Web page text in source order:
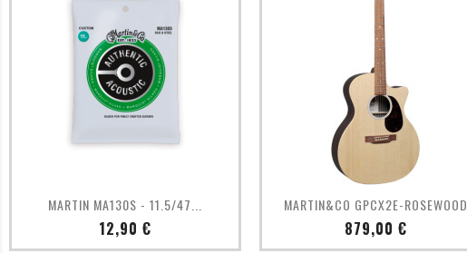
MARTIN MA130S - 11.5/47...
Prix
12,90 €
 Aperçu rapide MARTIN&CO GPCX2E-ROSEWOOD
Prix
879,00 €
Aperçu rapide